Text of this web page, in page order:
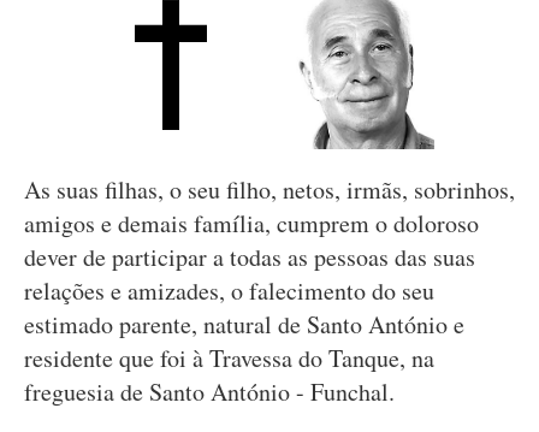
As suas filhas, o seu filho, netos, irmãs, sobrinhos,
amigos e demais família, cumprem o doloroso
dever de participar a todas as pessoas das suas
relações e amizades, o falecimento do seu
estimado parente, natural de Santo António e
residente que foi à Travessa do Tanque, na
freguesia de Santo António - Funchal.